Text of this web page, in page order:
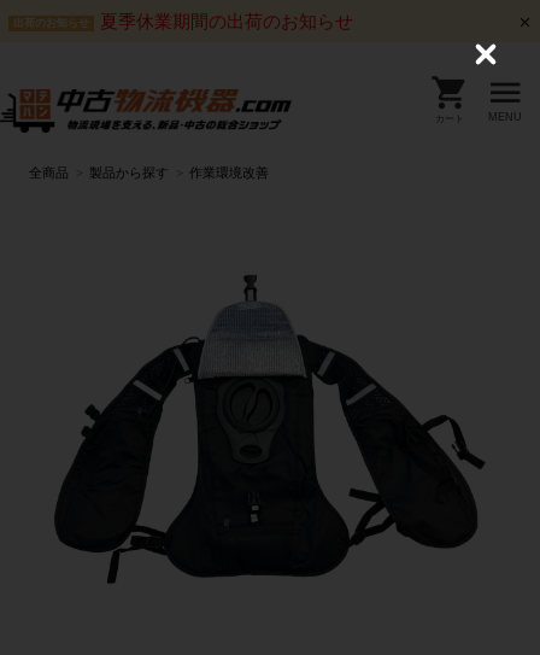
出荷のお知らせ 夏季休業期間の出荷のお知らせ
カート MENU
全商品 製品から探す 作業環境改善
C
o
s